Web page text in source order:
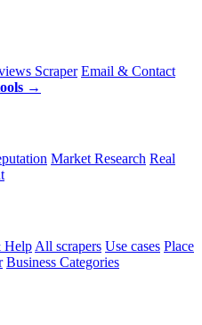
Scraper Email & Contact
→
Market Research Real
Help All scrapers Use cases Place
Business Categories